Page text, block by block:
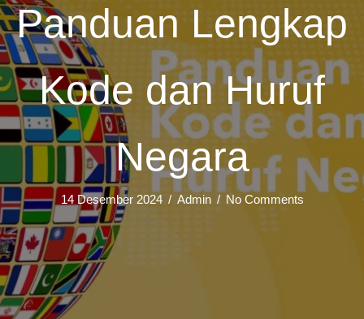
Panduan Lengkap
Kode dan Huruf
Negara
14 Desember 2024 / Admin / No Comments